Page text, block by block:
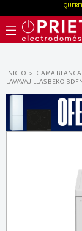
INICIO GAMA BLANCA
LAVAVAJILLAS BEKO